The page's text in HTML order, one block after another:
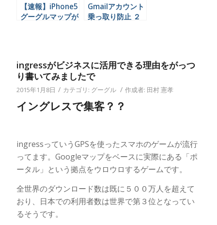
【速報】iPhone5
グーグルマップが
Gmailアカウント
乗っ取り防止 ２
ingressがビジネスに活用できる理由をがっつ
り書いてみましたで
2015年1月8日 / カテゴリ: グーグル / 作成者: 田村 憲孝
イングレスで集客？？
ingressっていうGPSを使ったスマホのゲームが流行
ってます。Googleマップをベースに実際にある「ポ
ータル」という拠点をウロウロするゲームです。
全世界のダウンロード数は既に５００万人を超えて
おり、日本での利用者数は世界で第３位となってい
るそうです。